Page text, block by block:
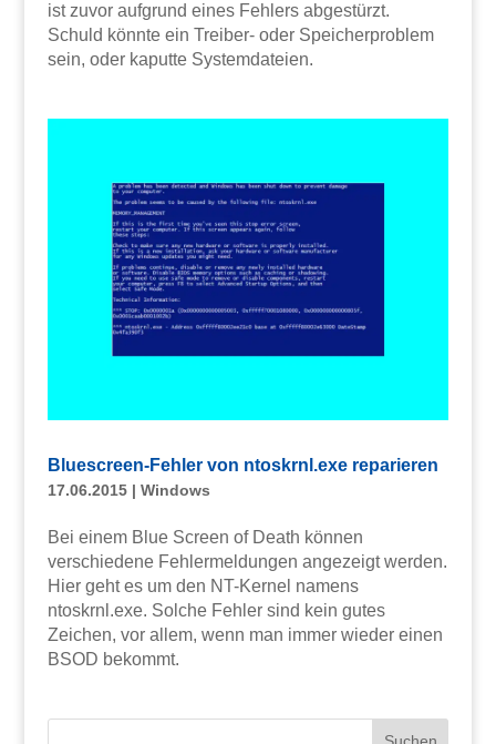
ist zuvor aufgrund eines Fehlers abgestürzt.
Schuld könnte ein Treiber- oder Speicherproblem
sein, oder kaputte Systemdateien.
Bluescreen-Fehler von ntoskrnl.exe reparieren
17.06.2015| Windows
Bei einem Blue Screen of Death können
verschiedene Fehlermeldungen angezeigt werden.
Hier geht es um den NT-Kernel namens
ntoskrnl.exe. Solche Fehler sind kein gutes
Zeichen, vor allem, wenn man immer wieder einen
BSOD bekommt.